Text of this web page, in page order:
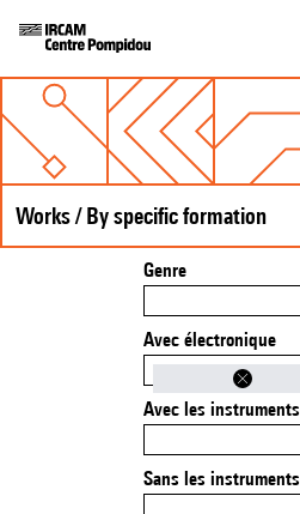
Works / By specific formation
Genre
Avec électronique
Avec les instruments
Sans les instruments